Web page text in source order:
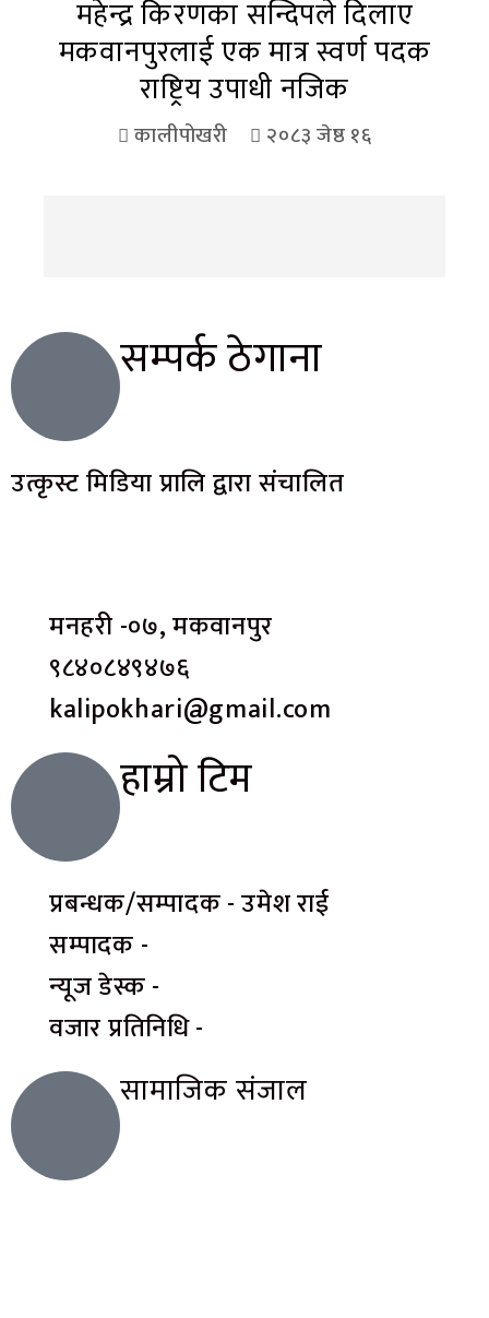
महेन्द्र किरणका सन्दिपले दिलाए
मकवानपुरलाई एक मात्र स्वर्ण पदक
राष्ट्रिय उपाधी नजिक
कालीपोखरी २०८३ जेष्ठ १६
सम्पर्क ठेगाना
उत्कृस्ट मिडिया प्रालि द्वारा संचालित
मनहरी -०७, मकवानपुर
९८४०८४९४७६
kalipokhari@gmail.com
हाम्रो टिम
प्रबन्धक/सम्पादक - उमेश राई
सम्पादक -
न्यूज डेस्क -
वजार प्रतिनिधि -
सामाजिक संजाल